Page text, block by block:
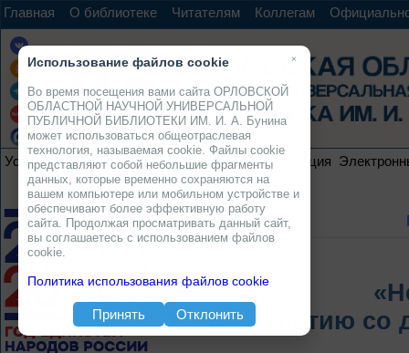
Главная О библиотеке Читателям Коллегам
Услуги Ресурсы Проекты Электронная коллекция
К 115-летию со
×
Использование файлов cookie
Во время посещения вами сайта ОРЛОВСКОЙ
ОБЛАСТНОЙ НАУЧНОЙ УНИВЕРСАЛЬНОЙ
ПУБЛИЧНОЙ БИБЛИОТЕКИ ИМ. И. А. Бунина
может использоваться общеотраслевая
технология, называемая cookie. Файлы cookie
представляют собой небольшие фрагменты
данных, которые временно сохраняются на
вашем компьютере или мобильном устройстве и
обеспечивают более эффективную работу
сайта. Продолжая просматривать данный сайт,
вы соглашаетесь с использованием файлов
cookie.
Политика использования файлов cookie
Принять Отклонить